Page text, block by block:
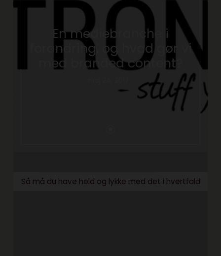
En mediebranche i
forandring, og hvad gør vi
med branded content?
Så må du have held og lykke med det i hvertfald